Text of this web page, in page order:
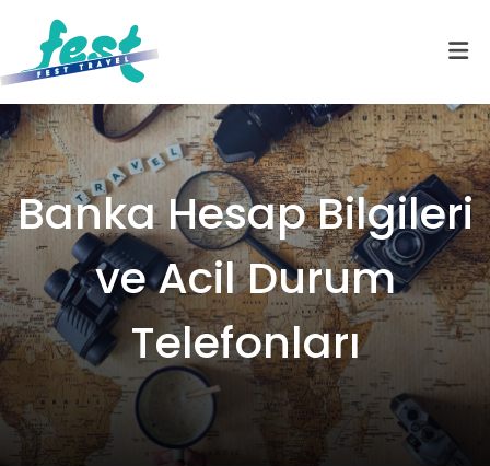
Banka Hesap Bilgileri
ve Acil Durum
Telefonları